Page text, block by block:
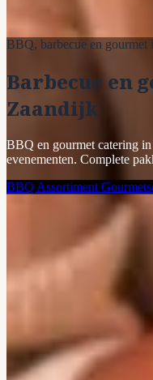
BBQ, barbecue en gourmet
Barbecue en
Zaandijk
BBQ en gourmet catering
evenementen. Complete
BBQ Assortiment